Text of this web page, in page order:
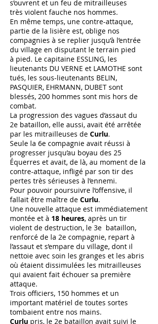
s’ouvrent et un feu de mitrailleuses
très violent fauche nos hommes.
En même temps, une contre-attaque,
partie de la lisière est, oblige nos
compagnies à se replier jusqu’à l’entrée
du village en disputant le terrain pied
à pied. Le capitaine ESSLING, les
lieutenants DU VERNE et LAMOTHE sont
tués, les sous-lieutenants BELIN,
PASQUIER, EHRMANN, DUBET sont
blessés, 200 hommes sont mis hors de
combat.
La progression des vagues d’assaut du
2e bataillon, elle aussi, avait été arrêtée
par les mitrailleuses de Curlu.
Seule la 6e compagnie avait réussi à
progresser jusqu’au boyau des 25
Équerres et avait, de là, au moment de la
contre-attaque, infligé par son tir des
pertes très sérieuses à l’ennemi.
Pour pouvoir poursuivre l’offensive, il
fallait être maître de Curlu.
Une nouvelle attaque est immédiatement
montée et à 18 heures, après un tir
violent de destruction, le 3e bataillon,
renforcé de la 2e compagnie, repart à
l’assaut et s’empare du village, dont il
nettoie avec soin les granges et les abris
où étaient dissimulées les mitrailleuses
qui avaient fait échouer sa première
attaque.
Trois officiers, 150 hommes et un
important matériel de toutes sortes
tombaient entre nos mains.
Curlu pris, le 2e bataillon avait suivi le